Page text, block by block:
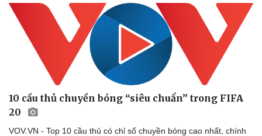
Kể chuyện cho bé
Hạt giống tâm hồn
10 cầu thủ chuyền bóng “siêu chuẩn” trong FIFA
20
VOV.VN - Top 10 cầu thủ có chỉ số chuyền bóng cao nhất, chính